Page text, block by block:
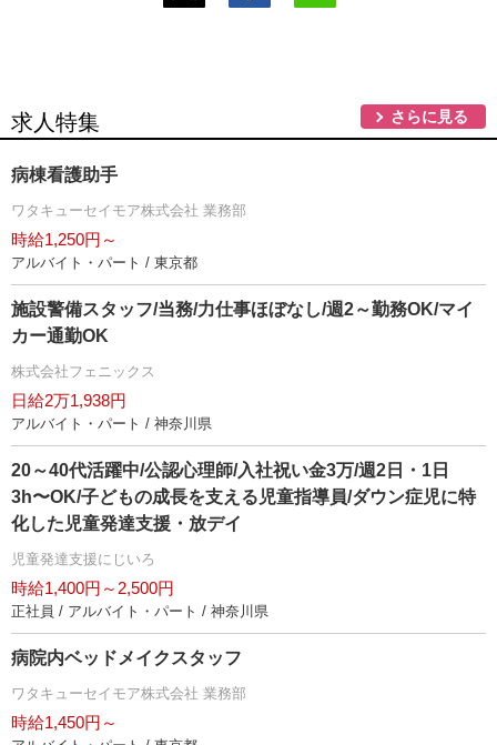
求人特集 さらに見る
病棟看護助手
ワタキューセイモア株式会社 業務部
時給1,250円～
アルバイト・パート / 東京都
施設警備スタッフ/当務/力仕事ほぼなし/週2～勤務OK/マイ
カー通勤OK
株式会社フェニックス
日給2万1,938円
アルバイト・パート / 神奈川県
20～40代活躍中/公認心理師/入社祝い金3万/週2日・1日
3h〜OK/子どもの成長を支える児童指導員/ダウン症児に特
化した児童発達支援・放デイ
児童発達支援にじいろ
時給1,400円～2,500円
正社員 / アルバイト・パート / 神奈川県
病院内ベッドメイクスタッフ
ワタキューセイモア株式会社 業務部
時給1,450円～